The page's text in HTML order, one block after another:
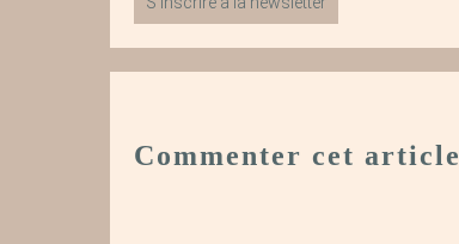
Commenter cet article